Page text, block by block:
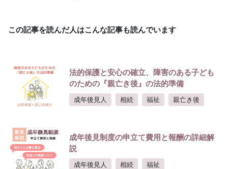
この記事を読んだ人はこんな記事も読んでいます
法的保護と安心の確立、障害のある子ども
のための『親亡き後』の法的準備
成年後見人 相続 福祉 親亡き後
成年後見制度の申立て費用と報酬の詳細解
説
成年後見人 相続 福祉